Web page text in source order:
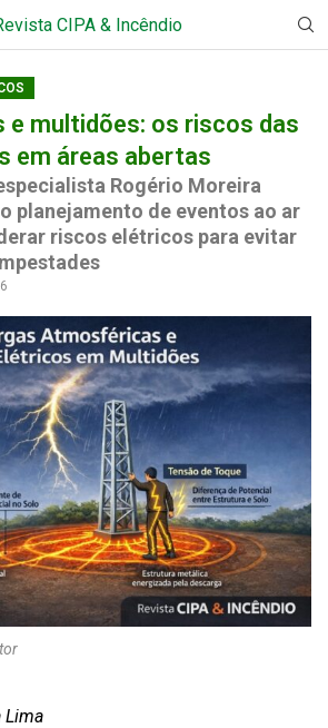
e multidões: os riscos das
em áreas abertas
Rogério Moreira
planejamento de eventos ao ar
riscos elétricos para evitar
Lima